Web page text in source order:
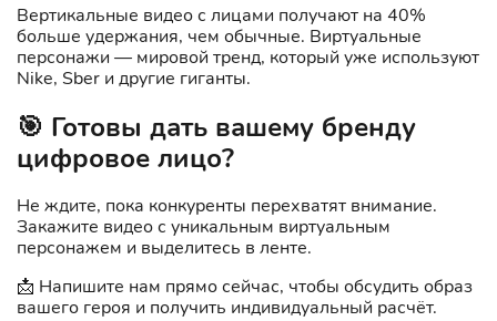
Вертикальные видео с лицами получают на 40%
больше удержания, чем обычные. Виртуальные
персонажи — мировой тренд, который уже используют
Nike, Sber и другие гиганты.
🎯 Готовы дать вашему бренду
цифровое лицо?
Не ждите, пока конкуренты перехватят внимание.
Закажите видео с уникальным виртуальным
персонажем и выделитесь в ленте.
📩 Напишите нам прямо сейчас, чтобы обсудить образ
вашего героя и получить индивидуальный расчёт.